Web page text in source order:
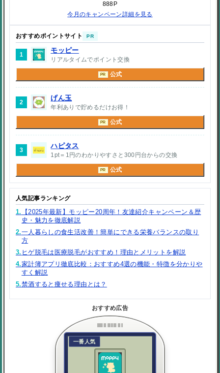
888P
今月のキャンペーン詳細を見る
おすすめポイントサイト PR
1
モッピー
リアルタイムでポイント交換
PR 公式
2
げん玉
年利ありで貯めるだけお得！
PR 公式
3
ハピタス
1pt＝1円のわかりやすさと300円台からの交換
PR 公式
人気記事ランキング
1.
【2025年最新】モッピー20周年！友達紹介キャンペーン＆歴
史・魅力を徹底解説
2.一人暮らしの食生活改善！簡単にできる栄養バランスの取り
方
3. ヒゲ脱毛は医療脱毛がおすすめ！理由とメリットを解説
4.家計簿アプリ徹底比較：おすすめ4選の機能・特徴を分かりや
すく解説
5.禁酒すると痩せる理由とは？
おすすめ広告
一番人気